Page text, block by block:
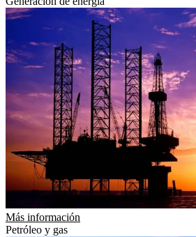
Más información
Petróleo y gas